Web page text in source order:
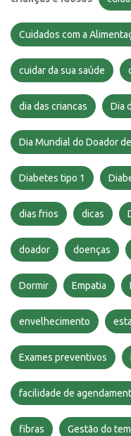
Cuidados com a
cuidar da sua saúde
dia das criancas Dia
Dia Mundial do Doador
Diabetes tipo 1
dias frios dicas
doador doenças
Dormir Empatia
envelhecimento
Exames preventivos
facilidade de
fibras Gestão do